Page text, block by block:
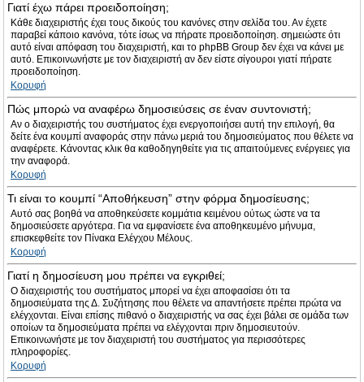
Γιατί έχω πάρει προειδοποίηση;
Κάθε διαχειριστής έχει τους δικούς του κανόνες στην σελίδα του. Αν έχετε
παραβεί κάποιο κανόνα, τότε ίσως να πήρατε προειδοποίηση. σημειώστε ότι
αυτό είναι απόφαση του διαχειριστή, και το phpBB Group δεν έχει να κάνει με
αυτό. Επικοινωνήστε με τον διαχειριστή αν δεν είστε σίγουροι γιατί πήρατε
προειδοποίηση.
Κορυφή
Πώς μπορώ να αναφέρω δημοσιεύσεις σε έναν συντονιστή;
Αν ο διαχειριστής του συστήματος έχει ενεργοποιήσει αυτή την επιλογή, θα
δείτε ένα κουμπί αναφοράς στην πάνω μεριά του δημοσιεύματος που θέλετε να
αναφέρετε. Κάνοντας κλικ θα καθοδηγηθείτε για τις απαιτούμενες ενέργειες για
την αναφορά.
Κορυφή
Τι είναι το κουμπί “Αποθήκευση” στην φόρμα δημοσίευσης;
Αυτό σας βοηθά να αποθηκεύσετε κομμάτια κειμένου ούτως ώστε να τα
δημοσιεύσετε αργότερα. Για να εμφανίσετε ένα αποθηκευμένο μήνυμα,
επισκεφθείτε τον Πίνακα Ελέγχου Μέλους.
Κορυφή
Γιατί η δημοσίευση μου πρέπει να εγκριθεί;
Ο διαχειριστής του συστήματος μπορεί να έχει αποφασίσει ότι τα
δημοσιεύματα της Δ. Συζήτησης που θέλετε να απαντήσετε πρέπει πρώτα να
ελέγχονται. Είναι επίσης πιθανό ο διαχειριστής να σας έχει βάλει σε ομάδα των
οποίων τα δημοσιεύματα πρέπει να ελέγχονται πριν δημοσιευτούν.
Επικοινωνήστε με τον διαχειριστή του συστήματος για περισσότερες
πληροφορίες.
Κορυφή